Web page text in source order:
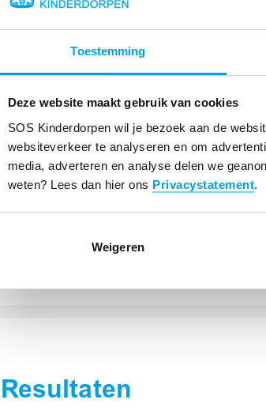
Toestemming
Deze website maakt gebruik van cookies
SOS Kinderdorpen wil je bezoek aan de
websiteverkeer te analyseren en om
media, adverteren en analyse delen we
weten? Lees dan hier ons Privacystatement.
Weigeren
het leveren van (winter gerelateerde)
van activiteiten om zo uitgebreide steun
eigen specifieke expertise leveren de
huishoudens en lokale actoren, wat de
vergroot. Zo hebben bijvoorbeeld lokale
Kinderdorpen ontvangen, tegelijkertijd
Hommes.
Resultaten